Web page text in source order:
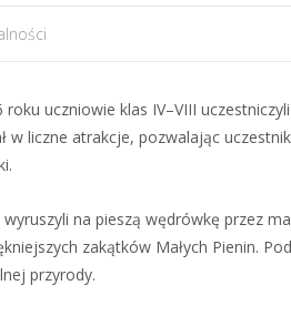
roku uczniowie klas IV–VIII
w liczne atrakcje, pozwalając
na pieszą wędrówkę przez
zakątków Małych Pienin.
przyrody.